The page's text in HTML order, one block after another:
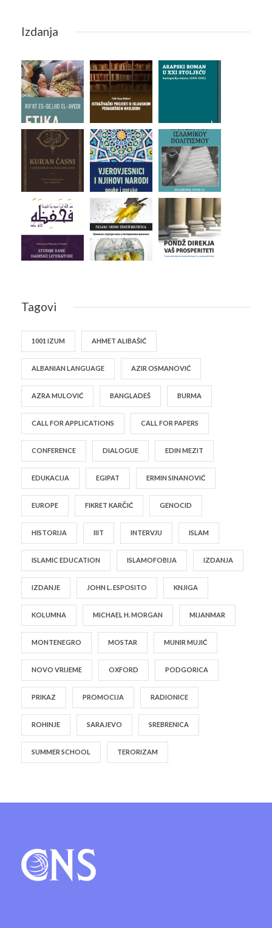
Izdanja
Tagovi
1001 IZUM AHMET ALIBAŠIĆ
ALBANIAN LANGUAGE AZIR OSMANOVIĆ
AZRA MULOVIĆ BANGLADEŠ BURMA
CALL FOR APPLICATIONS CALL FOR PAPERS
CONFERENCE DIALOGUE EDIN MEZIT
EDUKACIJA EGIPAT ERMIN SINANOVIĆ
EUROPE FIKRET KARČIĆ GENOCID
HISTORIJA IIIT INTERVJU ISLAM
ISLAMIC EDUCATION ISLAMOFOBIJA IZDANJA
IZDANJE JOHN L. ESPOSITO KNJIGA
KOLUMNA MICHAEL H. MORGAN MIJANMAR
MONTENEGRO MOSTAR MUNIR MUJIĆ
NOVO VRIJEME OXFORD PODGORICA
PRIKAZ PROMOCIJA RADIONICE
ROHINJE SARAJEVO SREBRENICA
SUMMER SCHOOL TERORIZAM